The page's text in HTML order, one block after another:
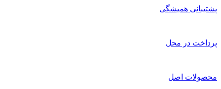
پشتیبانی همیشگی
پرداخت در محل
محصولات اصل